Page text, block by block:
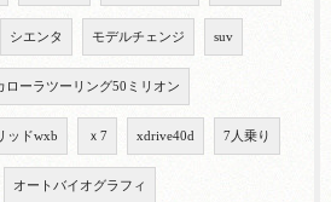
シエンタ モデルチェンジ suv
ローラツーリング50ミリオン
ッドwxb ｘ7 xdrive40d 7人乗り
オートバイオグラフィ